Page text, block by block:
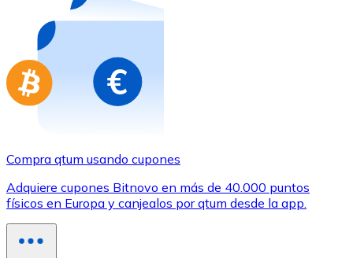
Compra tarjetas regalo de tus marcas favoritas con
Ir a la tienda de tarjetas regalo
Compra qtum usando cupones
Adquiere cupones Bitnovo en más de 40.000 puntos
físicos en Europa y canjealos por qtum desde la app.